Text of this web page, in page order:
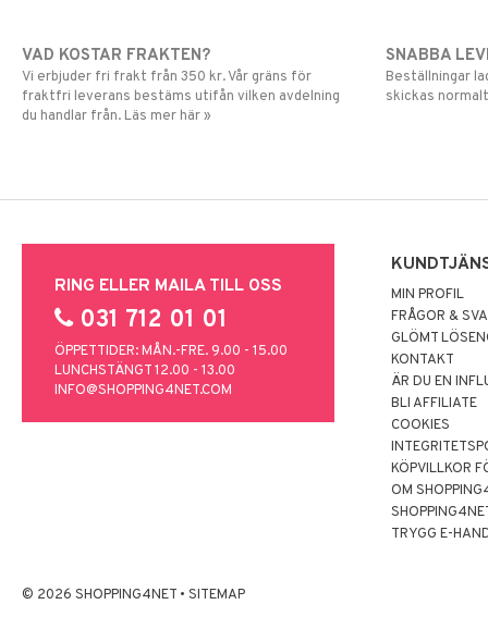
VAD KOSTAR FRAKTEN?
Vi erbjuder fri frakt från 350 kr. Vår gräns för
fraktfri leverans bestäms utifån vilken avdelning
du handlar från. Läs mer här »
SNABBA
Beställningar
skickas
RING ELLER MAILA TILL OSS
031 712 01 01
ÖPPETTIDER: MÅN.-FRE. 9.00 - 15.00
LUNCHSTÄNGT 12.00 - 13.00
INFO@SHOPPING4NET.COM
MIN PROFIL
FRÅGOR &
GLÖMT
KONTAKT
ÄR DU EN
BLI AFFILIATE
COOKIES
KÖPVILLKOR
OM
TRYGG E-
© 2026 SHOPPING4NET • SITEMAP